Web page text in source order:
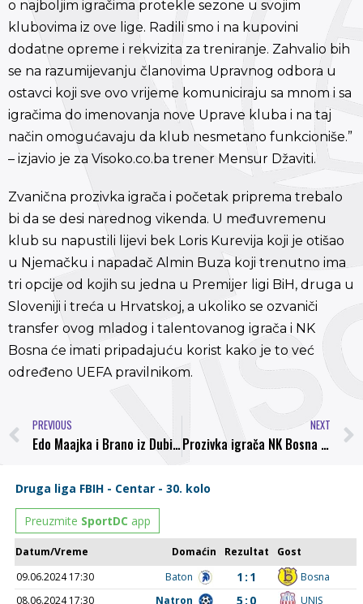
o najboljim igračima protekle sezone u svojim
klubovima iz ove lige. Radili smo i na kupovini
dodatne opreme i rekvizita za treniranje. Zahvalio bih
se na razumijevanju članovima Upravnog odbora u
ostavci koji sve ovo vrijeme komuniciraju sa mnom i sa
igračima do imenovanja nove Uprave kluba i na taj
način omogućavaju da klub nesmetano funkcioniše.”
– izjavio je za Visoko.co.ba trener Mensur Džaviti.
Zvanična prozivka igrača i početak priprema trebalo
bi da se desi narednog vikenda. U međuvremenu
klub su napustili lijevi bek Loris Kurevija koji je otišao
u Njemačku i napadač Almin Buza koji trenutno ima
tri opcije od kojih su jedna u Premijer ligi BiH, druga u
Sloveniji i treća u Hrvatskoj, a ukoliko se ozvaniči
transfer ovog mladog i talentovanog igrača i NK
Bosna će imati pripadajuću korist kako je to već
određeno UEFA pravilnikom.
PREVIOUS
Edo Maajka i Brano iz Dubioza Kolektiv kao vjerni navijači NK Bosna na poklon dobili dresove
NEXT
Prozivka igrača NK Bosna u subotu u 17:30sati